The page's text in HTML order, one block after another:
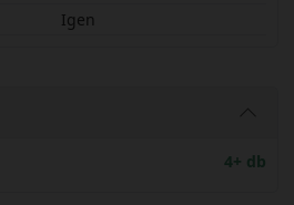
Igen
4+ db